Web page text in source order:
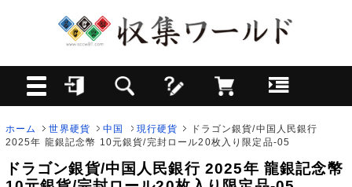
ホーム 世界硬貨 中国 現行硬貨
ドラゴン銀貨/中国人民銀行
2025年 龍銀記念幣 10元銀貨/完封ロール20枚入り限定品-05
ドラゴン銀貨/中国人民銀行 2025年 龍銀記念幣